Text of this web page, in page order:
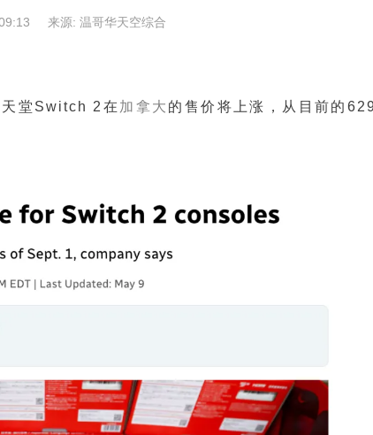
09:13 来源: 温哥华天空综合
堂Switch 2在 加拿大 的售价将上涨，从目前的